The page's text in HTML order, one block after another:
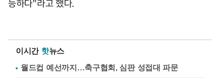
능하다"라고 했다.
이시간 핫뉴스
월드컵 예선까지…축구협회, 심판 성접대 파문